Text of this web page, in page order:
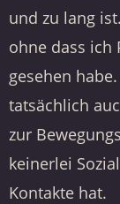
und zu lang
ohne dass ich
gesehen
tatsächlich
zur
keinerlei
Kontakte hat.